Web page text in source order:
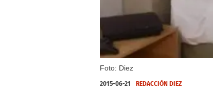
Foto: Diez
2015-06-21 REDACCIÓN DIEZ